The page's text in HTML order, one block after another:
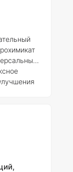
- 345-14-
и